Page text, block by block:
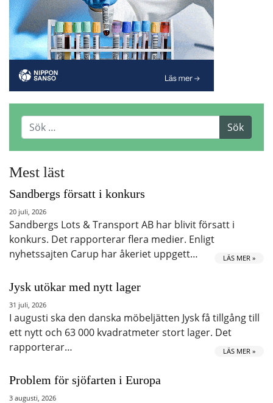
Mest läst
Sandbergs försatt i konkurs
20 juli, 2026
Sandbergs Lots & Transport AB har blivit försatt i
konkurs. Det rapporterar flera medier. Enligt
nyhetssajten Carup har åkeriet uppgett…
LÄS MER »
Jysk utökar med nytt lager
31 juli, 2026
I augusti ska den danska möbeljätten Jysk få tillgång till
ett nytt och 63 000 kvadratmeter stort lager. Det
rapporterar…
LÄS MER »
Problem för sjöfarten i Europa
3 augusti, 2026